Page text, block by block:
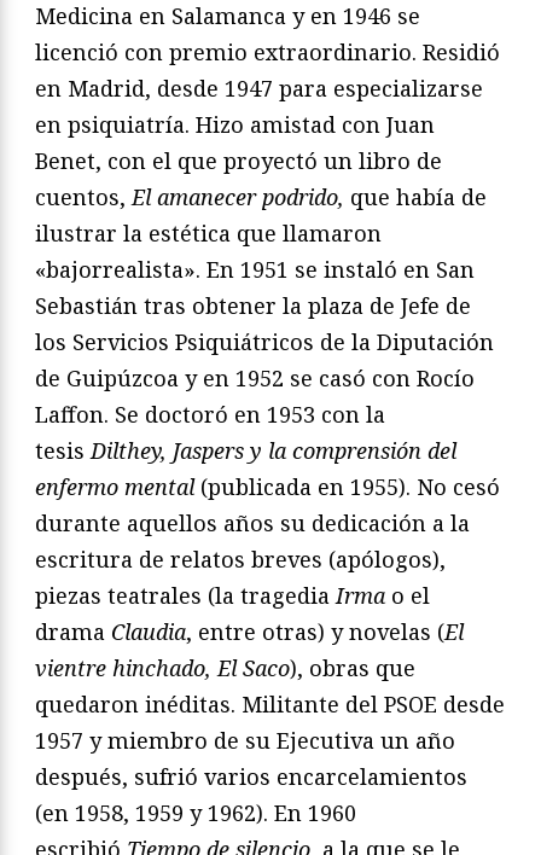
Medicina en Salamanca y en 1946 se
licenció con premio extraordinario. Residió
en Madrid, desde 1947 para especializarse
en psiquiatría. Hizo amistad con Juan
Benet, con el que proyectó un libro de
cuentos,El amanecer podrido, que había de
ilustrar la estética que llamaron
«bajorrealista». En 1951 se instaló en San
Sebastián tras obtener la plaza de Jefe de
los Servicios Psiquiátricos de la Diputación
de Guipúzcoa y en 1952 se casó con Rocío
Laffon. Se doctoró en 1953 con la
tesis Dilthey, Jaspers y la comprensión del
enfermo mental(publicada en 1955). No cesó
durante aquellos años su dedicación a la
escritura de relatos breves (apólogos),
piezas teatrales (la tragediaIrma o el
drama Claudia, entre otras) y novelas (El
vientre hinchado, El Saco), obras que
quedaron inéditas. Militante del PSOE desde
1957 y miembro de su Ejecutiva un año
después, sufrió varios encarcelamientos
(en 1958, 1959 y 1962). En 1960